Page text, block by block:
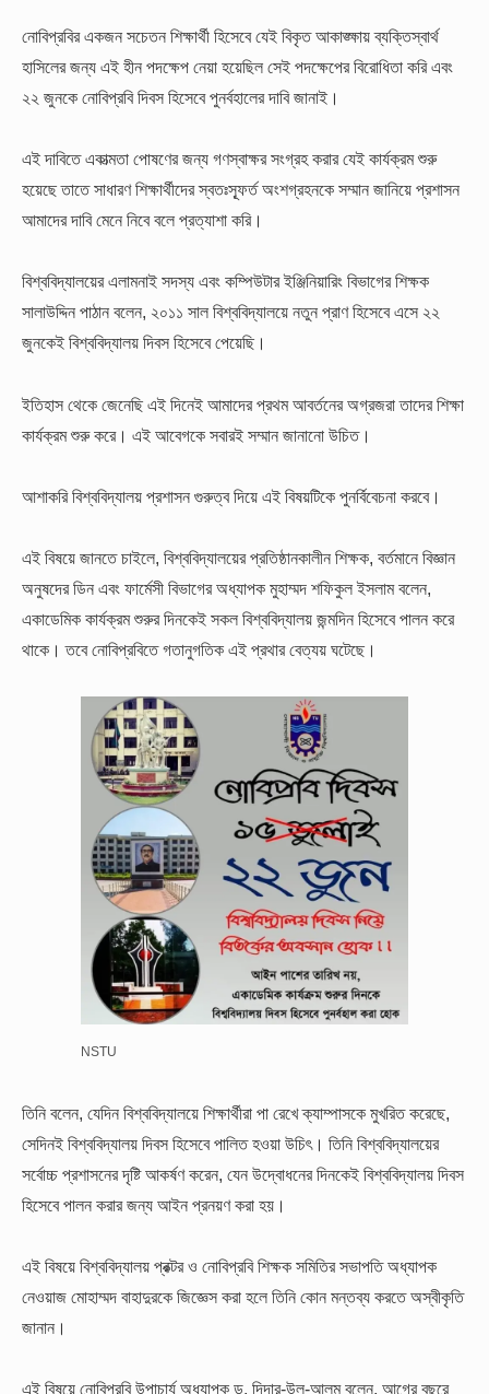
নোবিপ্রবির একজন সচেতন শিক্ষার্থী হিসেবে যেই বিকৃত আকাঙ্ক্ষায় ব্যক্তিস্বার্থ
হাসিলের জন্য এই হীন পদক্ষেপ নেয়া হয়েছিল সেই পদক্ষেপের বিরোধিতা করি এবং
২২ জুনকে নোবিপ্রবি দিবস হিসেবে পুনর্বহালের দাবি জানাই।
এই দাবিতে একাত্মতা পোষণের জন্য গণস্বাক্ষর সংগ্রহ করার যেই কার্যক্রম শুরু
হয়েছে তাতে সাধারণ শিক্ষার্থীদের স্বতঃস্ফূর্ত অংশগ্রহনকে সম্মান জানিয়ে প্রশাসন
আমাদের দাবি মেনে নিবে বলে প্রত্যাশা করি।
বিশ্ববিদ্যালয়ের এলামনাই সদস্য এবং কম্পিউটার ইঞ্জিনিয়ারিং বিভাগের শিক্ষক
সালাউদ্দিন পাঠান বলেন, ২০১১ সাল বিশ্ববিদ্যালয়ে নতুন প্রাণ হিসেবে এসে ২২
জুনকেই বিশ্ববিদ্যালয় দিবস হিসেবে পেয়েছি।
ইতিহাস থেকে জেনেছি এই দিনেই আমাদের প্রথম আবর্তনের অগ্রজরা তাদের শিক্ষা
কার্যক্রম শুরু করে। এই আবেগকে সবারই সম্মান জানানো উচিত।
আশাকরি বিশ্ববিদ্যালয় প্রশাসন গুরুত্ব দিয়ে এই বিষয়টিকে পুনর্বিবেচনা করবে।
এই বিষয়ে জানতে চাইলে, বিশ্ববিদ্যালয়ের প্রতিষ্ঠানকালীন শিক্ষক, বর্তমানে বিজ্ঞান
অনুষদের ডিন এবং ফার্মেসী বিভাগের অধ্যাপক মুহাম্মদ শফিকুল ইসলাম বলেন,
একাডেমিক কার্যক্রম শুরুর দিনকেই সকল বিশ্ববিদ্যালয় জন্মদিন হিসেবে পালন করে
থাকে। তবে নোবিপ্রবিতে গতানুগতিক এই প্রথার বেত্যয় ঘটেছে।
NSTU
তিনি বলেন, যেদিন বিশ্ববিদ্যালয়ে শিক্ষার্থীরা পা রেখে ক্যাম্পাসকে মুখরিত করেছে,
সেদিনই বিশ্ববিদ্যালয় দিবস হিসেবে পালিত হওয়া উচিৎ। তিনি বিশ্ববিদ্যালয়ের
সর্বোচ্চ প্রশাসনের দৃষ্টি আকর্ষণ করেন, যেন উদ্বোধনের দিনকেই বিশ্ববিদ্যালয় দিবস
হিসেবে পালন করার জন্য আইন প্রনয়ণ করা হয়।
এই বিষয়ে বিশ্ববিদ্যালয় প্রক্টর ও নোবিপ্রবি শিক্ষক সমিতির সভাপতি অধ্যাপক
নেওয়াজ মোহাম্মদ বাহাদুরকে জিজ্ঞেস করা হলে তিনি কোন মন্তব্য করতে অস্বীকৃতি
জানান।
এই বিষয়ে নোবিপ্রবি উপাচার্য অধ্যাপক ড. দিদার-উল-আলম বলেন, আগের বছরে